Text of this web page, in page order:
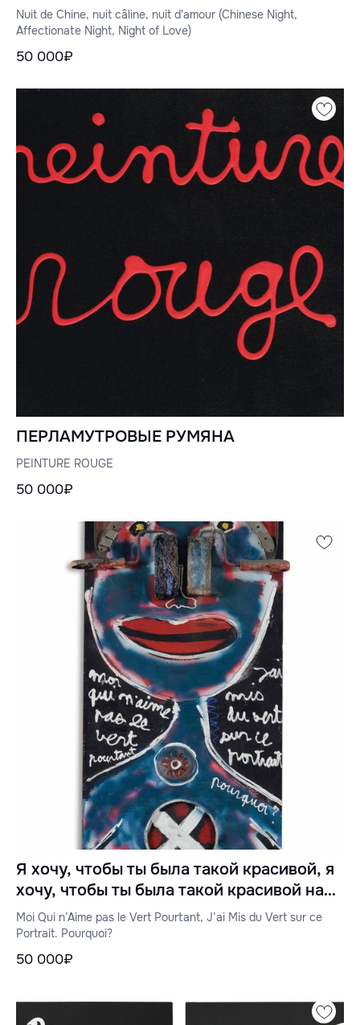
Ночь любви)
Nuit de Chine, nuit câline, nuit d'amour (Chinese Night,
Affectionate Night, Night of Love)
50 000₽
ПЕРЛАМУТРОВЫЕ РУМЯНА
PEINTURE ROUGE
50 000₽
Я хочу, чтобы ты была такой красивой, я
хочу, чтобы ты была такой красивой на
этом портрете. Какой?
Moi Qui n’Aime pas le Vert Pourtant, J’ai Mis du Vert sur ce
Portrait. Pourquoi?
50 000₽